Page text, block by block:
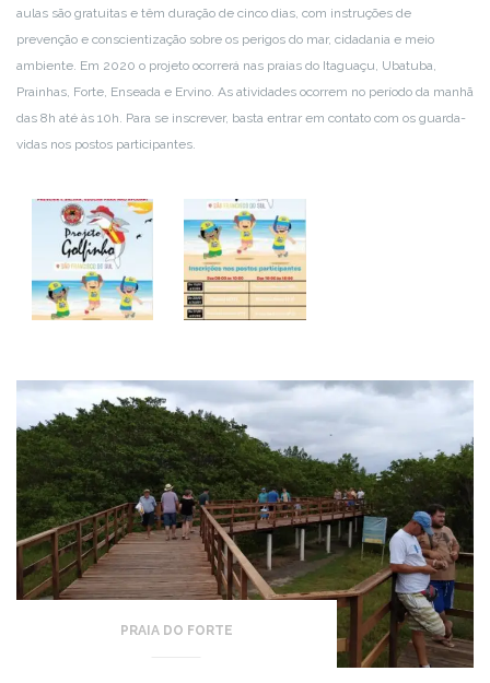
aulas são gratuitas e têm duração de cinco dias, com instruções de
prevenção e conscientização sobre os perigos do mar, cidadania e meio
ambiente. Em 2020 o projeto ocorrerá nas praias do Itaguaçu, Ubatuba,
Prainhas, Forte, Enseada e Ervino. As atividades ocorrem no período da manhã
das 8h até às 10h. Para se inscrever, basta entrar em contato com os guarda-
vidas nos postos participantes.
PRAIA DO FORTE